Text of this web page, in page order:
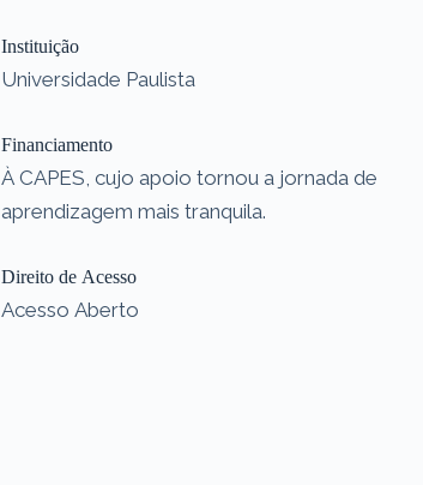
Instituição
Universidade Paulista
Financiamento
À CAPES, cujo apoio tornou a jornada de
aprendizagem mais tranquila.
Direito de Acesso
Acesso Aberto